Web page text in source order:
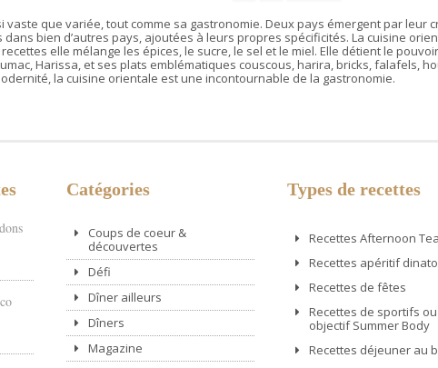
vaste que variée, tout comme sa gastronomie. Deux pays émergent par leur
bien d’autres pays, ajoutées à leurs propres spécificités. La cuisine
elle mélange les épices, le sucre, le sel et le miel. Elle détient le
Harissa, et ses plats emblématiques couscous, harira, bricks, falafels,
la cuisine orientale est une incontournable de la gastronomie.
Catégories
Coups de coeur &
découvertes
Défi
Dîner ailleurs
Dîners
Magazine
Types de recettes
Recettes Afternoon Tea
Recettes apéritif
Recettes de fêtes
Recettes de sportifs ou
objectif Summer Body
Recettes déjeuner au